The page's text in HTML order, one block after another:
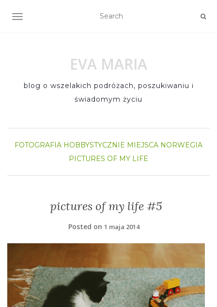
TOGGLE NAVIGATION
EVA MARIA
blog o wszelakich podróżach, poszukiwaniu i
świadomym życiu
FOTOGRAFIA HOBBYSTYCZNIE MIEJSCA NORWEGIA
PICTURES OF MY LIFE
pictures of my life #5
Posted on 1 maja 2014